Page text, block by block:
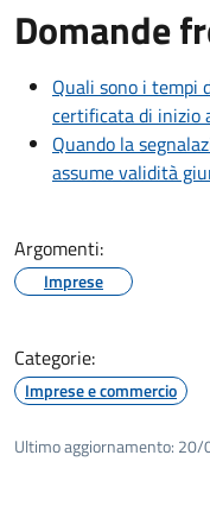
Domande
Quali sono i tempi
certificata di inizio
Quando la
assume validità
Argomenti:
Imprese
Categorie:
Imprese e commercio
Ultimo aggiornamento: 20/